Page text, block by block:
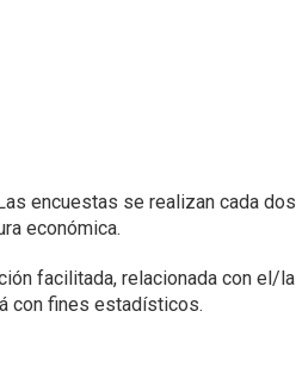
encuestas se realizan cada dos
económica.
facilitada, relacionada con el/la
con fines estadísticos.